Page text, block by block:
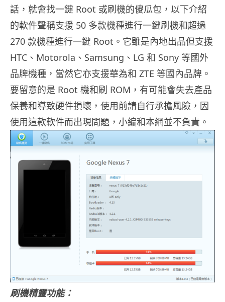
話，就會找一鍵 Root 或刷機的傻瓜包，以下介紹
的軟件聲稱支援 50 多款機種進行一鍵刷機和超過
270 款機種進行一鍵 Root。它雖是內地出品但支援
HTC、Motorola、Samsung、LG 和 Sony 等國外
品牌機種，當然它亦支援華為和 ZTE 等國內品牌。
要留意的是 Root 機和刷 ROM，有可能會失去產品
保養和導致硬件損壞，使用前請自行承擔風險，因
使用這款軟件而出現問題，小編和本網並不負責。
刷機精靈功能：